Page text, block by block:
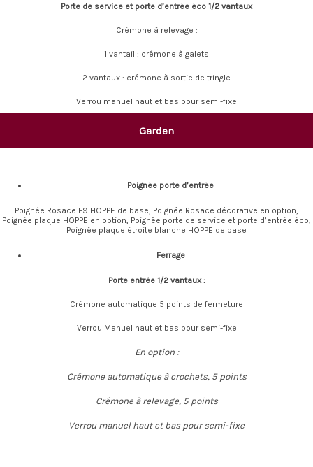
Porte de service et porte d’entrée éco 1/2 vantaux
Crémone à relevage :
1 vantail : crémone à galets
2 vantaux : crémone à sortie de tringle
Verrou manuel haut et bas pour semi-fixe
Garden
Poignée porte d’entrée
Poignée Rosace F9 HOPPE de base, Poignée Rosace décorative en option,
Poignée plaque HOPPE en option, Poignée porte de service et porte d’entrée éco,
Poignée plaque étroite blanche HOPPE de base
Ferrage
Porte entrée 1/2 vantaux :
Crémone automatique 5 points de fermeture
Verrou Manuel haut et bas pour semi-fixe
En option :
Crémone automatique à crochets, 5 points
Crémone à relevage, 5 points
Verrou manuel haut et bas pour semi-fixe